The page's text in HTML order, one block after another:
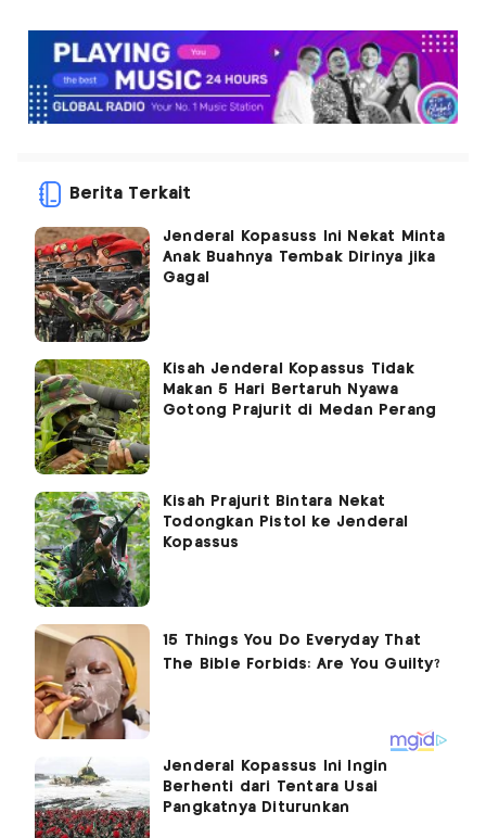
Berita Terkait
Jenderal Kopasuss Ini Nekat Minta
Anak Buahnya Tembak Dirinya jika
Gagal
Kisah Jenderal Kopassus Tidak
Makan 5 Hari Bertaruh Nyawa
Gotong Prajurit di Medan Perang
Kisah Prajurit Bintara Nekat
Todongkan Pistol ke Jenderal
Kopassus
Jenderal Kopassus Ini Ingin
Berhenti dari Tentara Usai
Pangkatnya Diturunkan